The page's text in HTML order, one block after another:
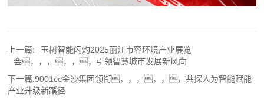
上一篇:
玉树智能闪灼2025丽江市容环境产业展览
会，，，，，，引领智慧城市发展新风向
下一篇:9001cc金沙集团领衔，，，，，，共探人为智能赋能
产业升级新蹊径